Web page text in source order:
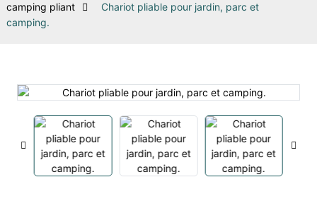
camping pliant
Chariot pliable pour jardin, parc et
camping.